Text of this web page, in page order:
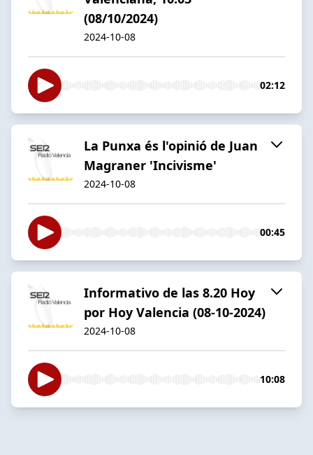
(08/10/2024)
2024-10-08
02:12
La Punxa és l'opinió de Juan
Magraner 'Incivisme'
2024-10-08
00:45
Informativo de las 8.20 Hoy
por Hoy Valencia (08-10-2024)
2024-10-08
10:08